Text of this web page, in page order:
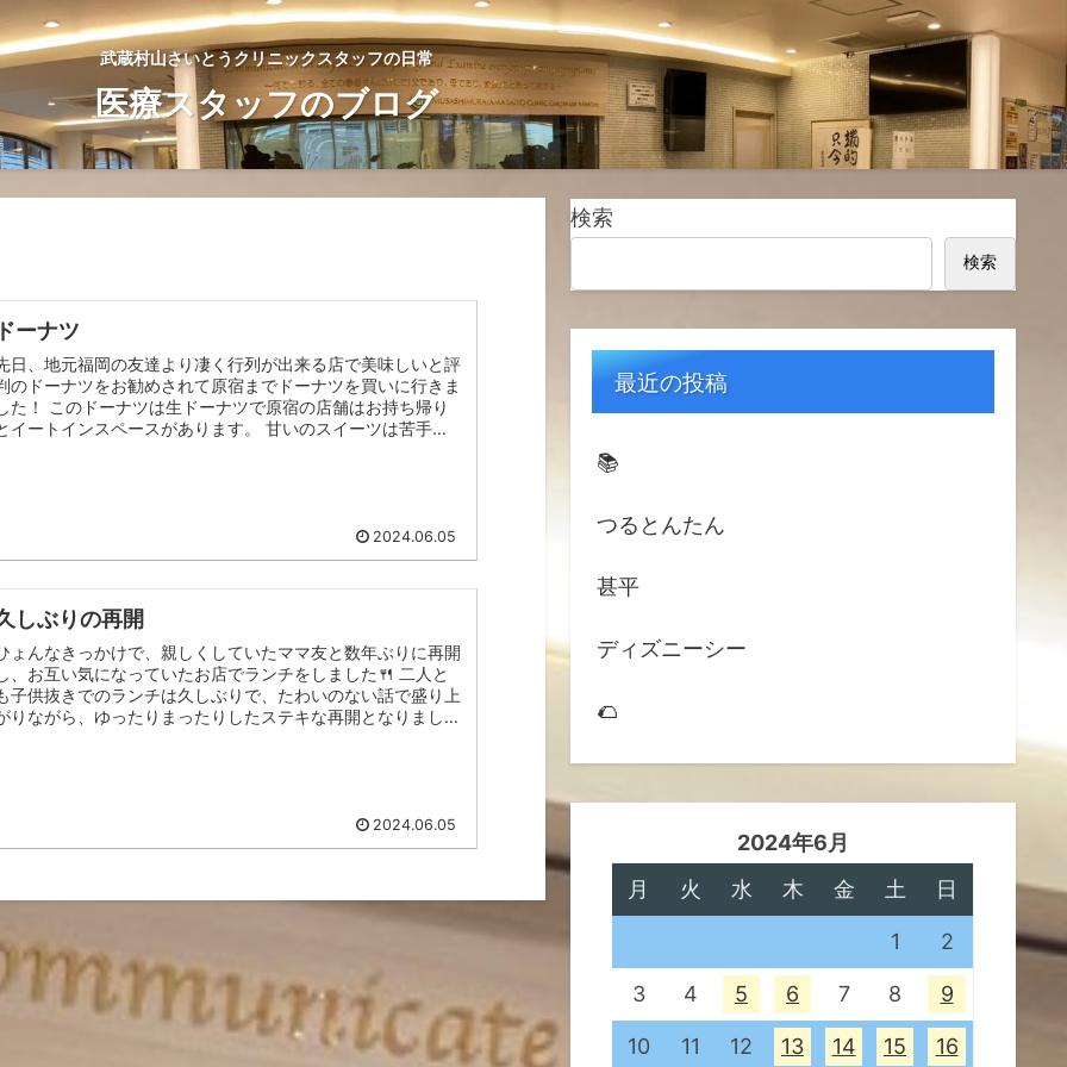
武蔵村山さいとうクリニックスタッフの日常
医療スタッフのブログ
ーナツ
日、地元福岡の友達より凄く行列が出来る店で美味しいと評
のドーナツをお勧めされて原宿までドーナツを買いに行きま
た！ このドーナツは生ドーナツで原宿の店舗はお持ち帰り
イートインスペースがあります。 甘いのスイーツは苦手な
2024.06.05
しぶりの再開
ょんなきっかけで、親しくしていたママ友と数年ぶりに再開
、お互い気になっていたお店でランチをしました🍴 二人と
子供抜きでのランチは久しぶりで、たわいのない話で盛り上
りながら、ゆったりまったりしたステキな再開となりました
2024.06.05
検索
検索
最近の投稿
📚️
つるとんたん
甚平
ディズニーシー
🌮
2024年6月
月
火 水 木 金 土 日
1 2
3 4 5 6 7 8 9
10 11 12 13 14 15 16